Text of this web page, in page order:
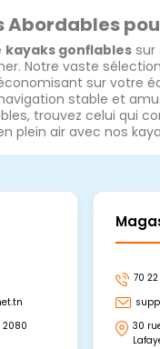
Abordables
kayaks gonflables sur
Notre vaste
sur votre
stable et
trouvez celui qui
plein air avec nos
2080
70
30